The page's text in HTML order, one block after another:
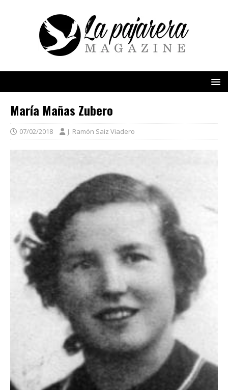
María Mañas Zubero
07/02/2018 J. Ramón Saiz Viadero